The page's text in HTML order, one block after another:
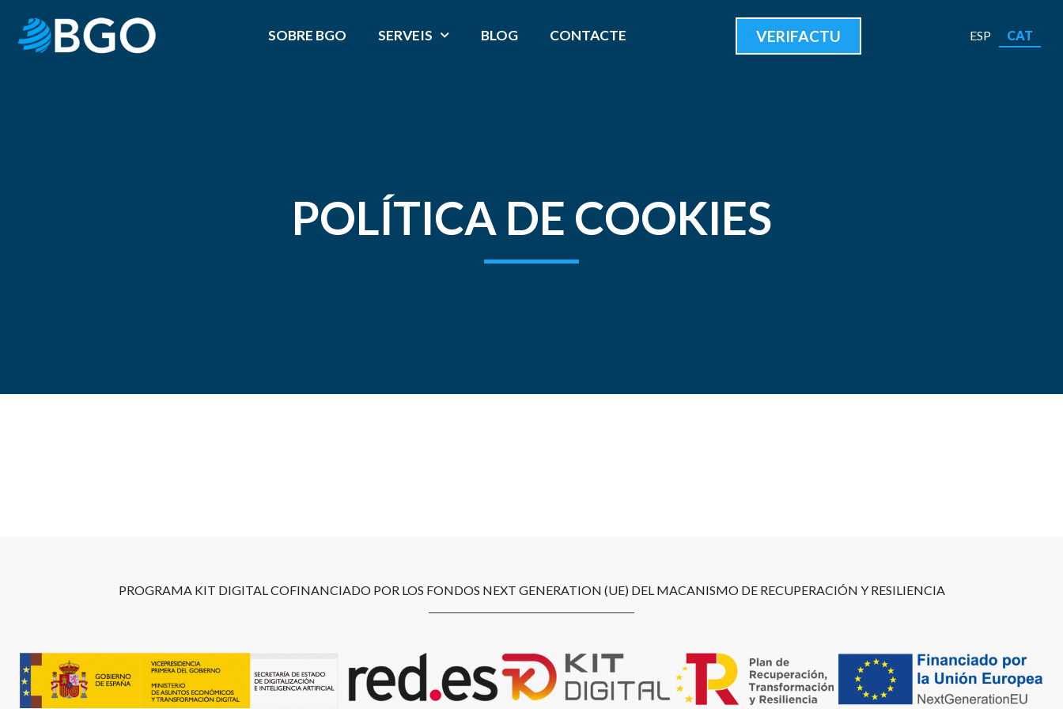
SOBRE BGO SERVEIS BLOG CONTACTE VERIFACTU ESP CAT
POLÍTICA DE COOKIES
PROGRAMA KIT DIGITAL COFINANCIADO POR LOS FONDOS NEXT GENERATION (UE) DEL MACANISMO DE RECUPERACIÓN Y RESILIENCIA